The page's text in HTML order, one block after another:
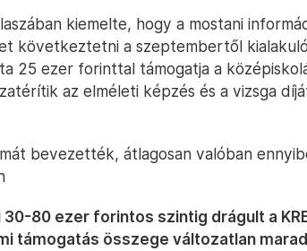
kiemelte, hogy a mostani
következtetni a szeptembertől
25 ezer forinttal támogatja a
az elméleti képzés és a vizsga
bevezették, átlagosan valóban
80 ezer forintos szintig drágult a
támogatás összege változatlan